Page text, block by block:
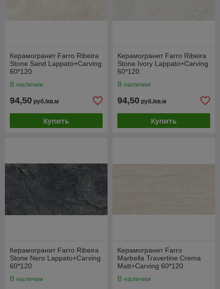
Керамогранит Farro Ribeira
Stone Sand Lappato+Carving
60*120
В наличии
94,50 руб./кв.м
Купить
Керамогранит Farro Ribeira
Stone Ivory Lappato+Carving
60*120
В наличии
94,50 руб./кв.м
Купить
Керамогранит Farro Ribeira
Stone Nero Lappato+Carving
60*120
В наличии
Керамогранит Farro
Marbella Travertine Crema
Matt+Carving 60*120
В наличии